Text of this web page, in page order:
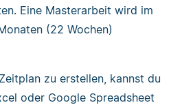
Eine Masterarbeit wird im
(22 Wochen)
zu erstellen, kannst du
oder Google Spreadsheet